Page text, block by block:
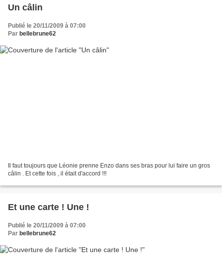
Un câlin
Publié le 20/11/2009 à 07:00
Par bellebrune62
Il faut toujours que Léonie prenne Enzo dans ses bras pour lui faire un gros
câlin . Et cette fois , il était d'accord !!!
Et une carte ! Une !
Publié le 20/11/2009 à 07:00
Par bellebrune62